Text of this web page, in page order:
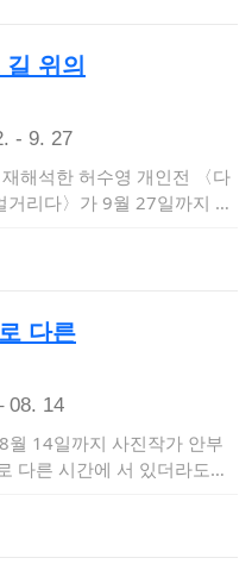
위의
- 9. 27
해석한 허수영 개인전 〈다
리다〉가 9월 27일까지 기
다른
08. 14
14일까지 사진작가 안부
다른 시간에 서 있더라도》